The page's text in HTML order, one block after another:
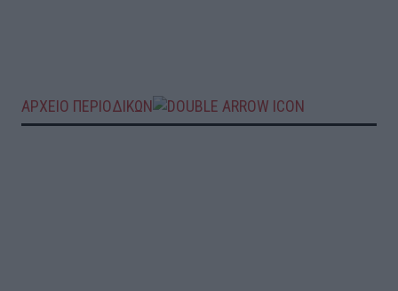
ΑΡΧΕΙΟ ΠΕΡΙΟΔΙΚΩΝ